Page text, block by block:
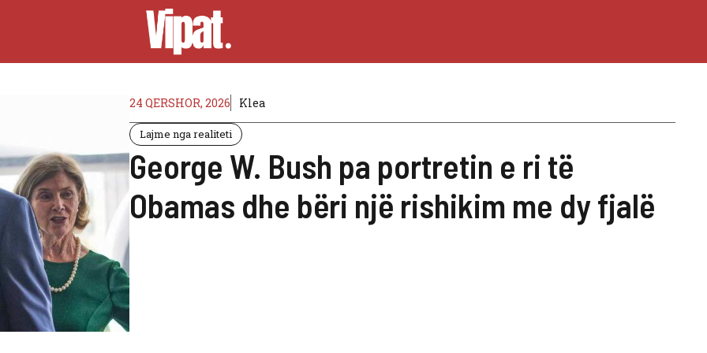
24 QERSHOR, 2026 Klea
Lajme nga realiteti
George W. Bush pa portretin e ri të
Obamas dhe bëri një rishikim me dy fjalë